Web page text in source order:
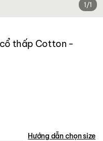
1/1
thấp Cotton -
Hướng dẫn chọn size